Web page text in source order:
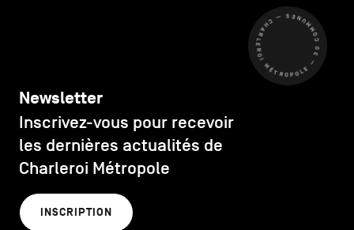
CHARLEROI MÉTROPOLE — 30 COMMUNES —
Newsletter
Inscrivez-vous pour recevoir
les dernières actualités de
Charleroi Métropole
INSCRIPTION